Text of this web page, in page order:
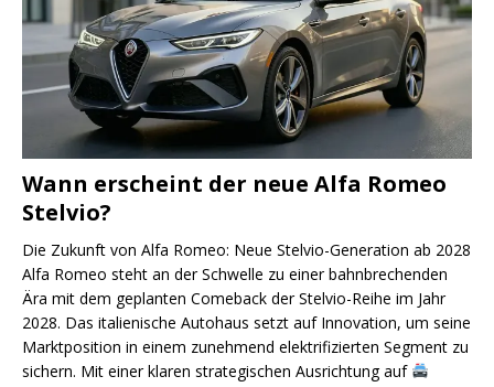
Wann erscheint der neue Alfa Romeo
Stelvio?
Die Zukunft von Alfa Romeo: Neue Stelvio-Generation ab 2028
Alfa Romeo steht an der Schwelle zu einer bahnbrechenden
Ära mit dem geplanten Comeback der Stelvio-Reihe im Jahr
2028. Das italienische Autohaus setzt auf Innovation, um seine
Marktposition in einem zunehmend elektrifizierten Segment zu
sichern. Mit einer klaren strategischen Ausrichtung auf